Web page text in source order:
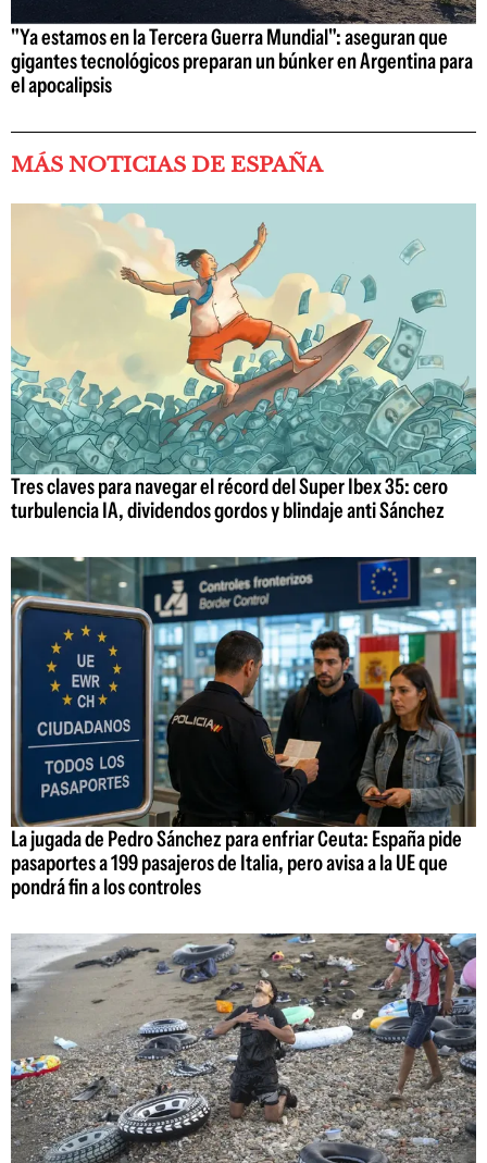
"Ya estamos en la Tercera Guerra Mundial": aseguran que
gigantes tecnológicos preparan un búnker en Argentina para
el apocalipsis
MÁS NOTICIAS DE ESPAÑA
Tres claves para navegar el récord del Super Ibex 35: cero
turbulencia IA, dividendos gordos y blindaje anti Sánchez
La jugada de Pedro Sánchez para enfriar Ceuta: España pide
pasaportes a 199 pasajeros de Italia, pero avisa a la UE que
pondrá fin a los controles